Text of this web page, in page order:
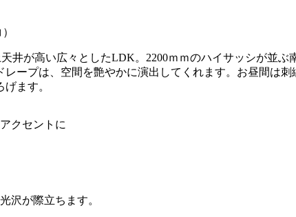
井が高い広々としたLDK。2200ｍｍのハイサッシが並ぶ
ープは、空間を艶やかに演出してくれます。お昼間は
ます。
クセントに
沢が際立ちます。